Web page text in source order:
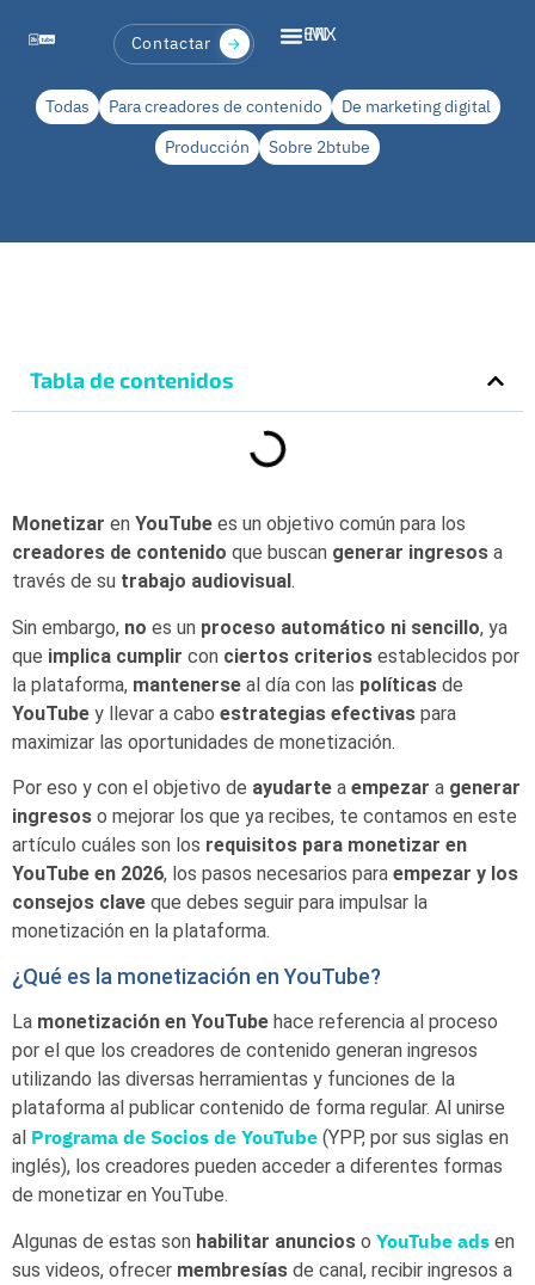
Contactar EN
MX
Todas Para creadores de contenido
De marketing digital
Producción
Sobre 2btube
Tabla de contenidos
Monetizar en YouTube es un objetivo común para los
creadores de contenido que buscan generar ingresos a
través de su trabajo audiovisual .
Sin embargo, no es un proceso automático ni sencillo, ya
que implica cumplir con ciertos criterios establecidos por
la plataforma, mantenerse al día con las políticas de
YouTube y llevar a cabo estrategias efectivas para
maximizar las oportunidades de monetización.
Por eso y con el objetivo de ayudarte a empezar a generar
ingresos o mejorar los que ya recibes, te contamos en este
artículo cuáles son los requisitos para monetizar en
YouTube en 2026, los pasos necesarios para empezar y los
consejos clave que debes seguir para impulsar la
monetización en la plataforma.
¿Qué es la monetización en YouTube?
La monetización en YouTube hace referencia al proceso
por el que los creadores de contenido generan ingresos
utilizando las diversas herramientas y funciones de la
plataforma al publicar contenido de forma regular. Al unirse
al Programa de Socios de YouTube (YPP, por sus siglas en
inglés), los creadores pueden acceder a diferentes formas
de monetizar en YouTube.
Algunas de estas son habilitar anuncios o YouTube ads en
sus videos, ofrecer membresías de canal, recibir ingresos a